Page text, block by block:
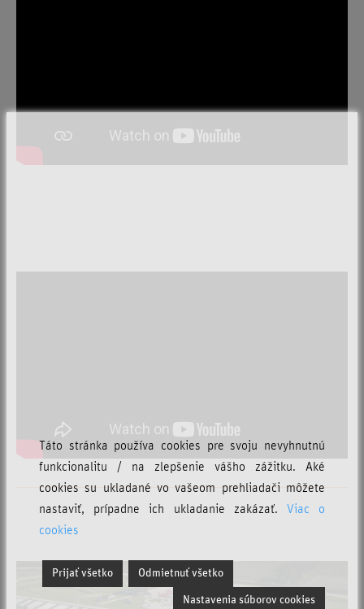
Táto stránka používa cookies pre svoju nevyhnutnú
funkcionalitu / na zlepšenie vášho zážitku. Aké
cookies su ukladané vo vašeom prehliadači môžete
nastaviť, prípadne ich ukladanie zakázať. Viac o
cookies
Prijať všetko Odmietnuť všetko
Nastavenia súborov cookies